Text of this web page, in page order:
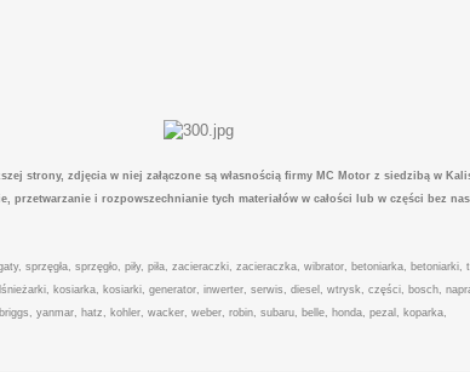
strony, zdjęcia w niej załączone są własnością firmy MC Motor z siedzibą w
przetwarzanie i rozpowszechnianie tych materiałów w całości lub w części bez
sprzęgła, sprzęgło, piły, piła, zacieraczki, zacieraczka, wibrator, betoniarka,
kosiarka, kosiarki, generator, inwerter, serwis, diesel, wtrysk, części, bosch,
yanmar, hatz, kohler, wacker, weber, robin, subaru, belle, honda, pezal, koparka,